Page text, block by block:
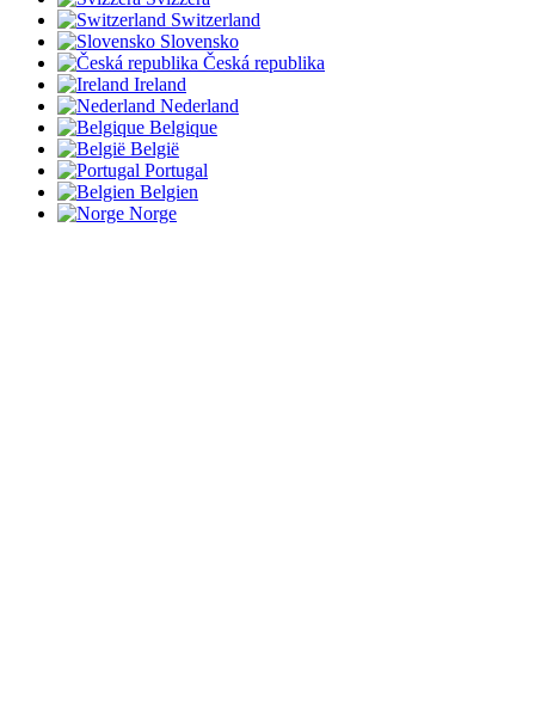
Switzerland
Slovensko
Česká republika
Ireland
Nederland
Belgique
België
Portugal
Belgien
Norge